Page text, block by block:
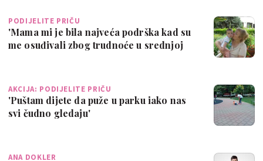
PODIJELITE PRIČU
'Mama mi je bila najveća podrška kad su
me osuđivali zbog trudnoće u srednjoj
AKCIJA: PODIJELITE PRIČU
'Puštam dijete da puže u parku iako nas
svi čudno gledaju'
ANA DOKLER